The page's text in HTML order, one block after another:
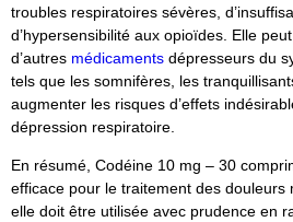
troubles respiratoires sévères,
d’hypersensibilité aux opioïdes. Elle
d’autres médicaments dépresseurs du
tels que les somnifères, les
augmenter les risques d’effets
dépression respiratoire.
En résumé, Codéine 10 mg – 30
efficace pour le traitement des douleurs
elle doit être utilisée avec prudence en